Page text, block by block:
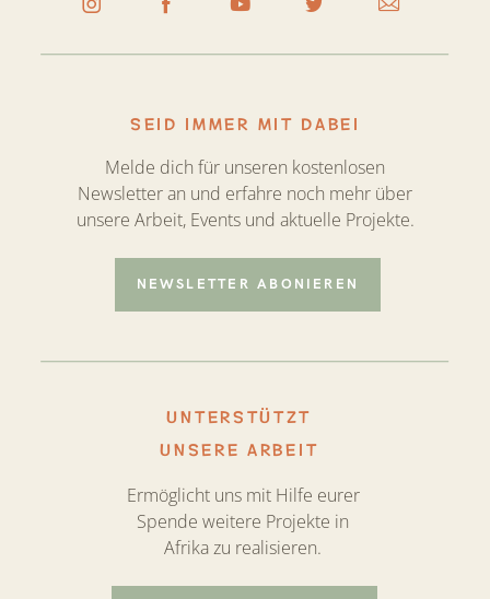
UNTERSTÜTZT
UNSERE ARBEIT
SEID IMMER MIT DABEI
Ermöglicht uns mit Hilfe eurer
Spende weitere Projekte in
Afrika zu realisieren.
Melde dich für unseren kostenlosen
Newsletter an und erfahre noch mehr über
unsere Arbeit, Events und aktuelle Projekte.
NEWSLETTER ABONIEREN